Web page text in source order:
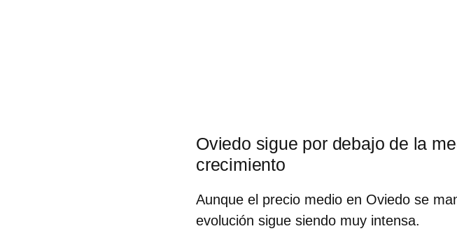
Oviedo sigue por debajo de la
crecimiento
Aunque el precio medio en Oviedo se
evolución sigue siendo muy intensa.